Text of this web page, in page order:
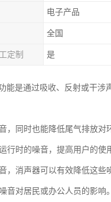
电子产品
全国
定制 是
是通过吸收、反射或干涉
同时也能降低尾气排放对
时的噪音，提高用户的使
消声器可以有效降低这些
音对居民或办公人员的影响。